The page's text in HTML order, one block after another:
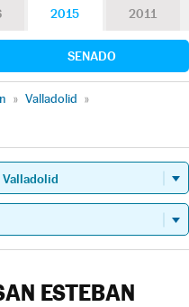
2015 2011
SENADO
» Valladolid »
ESTEBAN